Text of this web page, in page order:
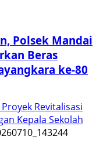
Polsek Mandai
Beras
ke-80
Revitalisasi
Kepala Sekolah